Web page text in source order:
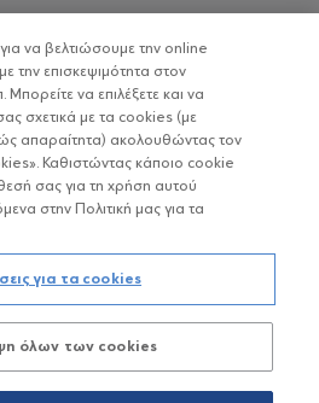
ΑΕΔΑΚ
συνεργάτες
ΕΓΓΥΗΜΕΝΗ ΑΠΟΔΟΣΗ ΚΑΙ ΟΙ
ΔΕΝ ΔΙΑΣΦΑΛΙΖΟΥΝ ΤΙΣ
© Eurobank ΑΕΔΑΚ
Δεδομένων
χρήσης
να βελτιώσουμε την online
την επισκεψιμότητα στον
να επιλέξετε και να
σχετικά με τα cookies (με
απαραίτητα) ακολουθώντας τον
Καθιστώντας κάποιο cookie
σας για τη χρήση αυτού
στην Πολιτική μας για τα
για τα cookies
όλων των cookies